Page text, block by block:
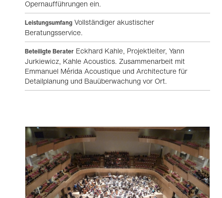
Opernaufführungen ein.
Leistungsumfang Vollständiger akustischer
Beratungsservice.
Beteiligte Berater Eckhard Kahle, Projektleiter, Yann
Jurkiewicz, Kahle Acoustics. Zusammenarbeit mit
Emmanuel Mérida Acoustique und Architecture für
Detailplanung und Bauüberwachung vor Ort.